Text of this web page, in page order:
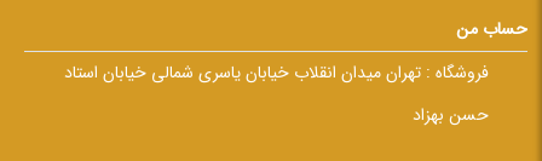
حساب من
فروشگاه : تهران میدان انقلاب خیابان یاسری شمالی خیابان استاد
حسن بهزاد